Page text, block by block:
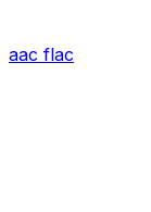
aac flac